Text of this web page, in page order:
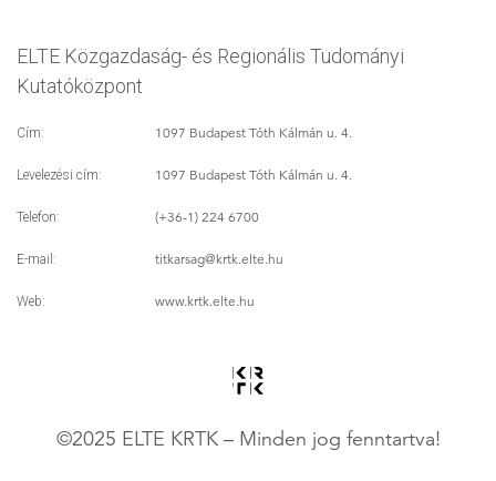
ELTE Közgazdaság- és Regionális Tudományi
Kutatóközpont
Cím: 1097 Budapest Tóth Kálmán u. 4.
Levelezési cím: 1097 Budapest Tóth Kálmán u. 4.
Telefon: (+36-1) 224 6700
E-mail: titkarsag@krtk.elte.hu
Web: www.krtk.elte.hu
©2025 ELTE KRTK – Minden jog fenntartva!